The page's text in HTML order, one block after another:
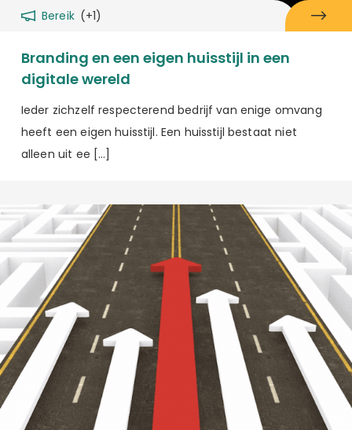
Bereik (+1)
Branding en een eigen huisstijl in een
digitale wereld
Ieder zichzelf respecterend bedrijf van enige omvang
heeft een eigen huisstijl. Een huisstijl bestaat niet
alleen uit ee […]